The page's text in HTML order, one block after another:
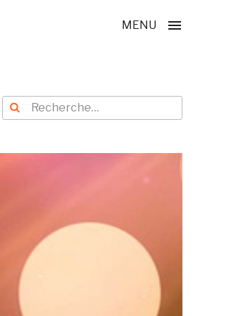
MENU
Recherche
pour
Recherche